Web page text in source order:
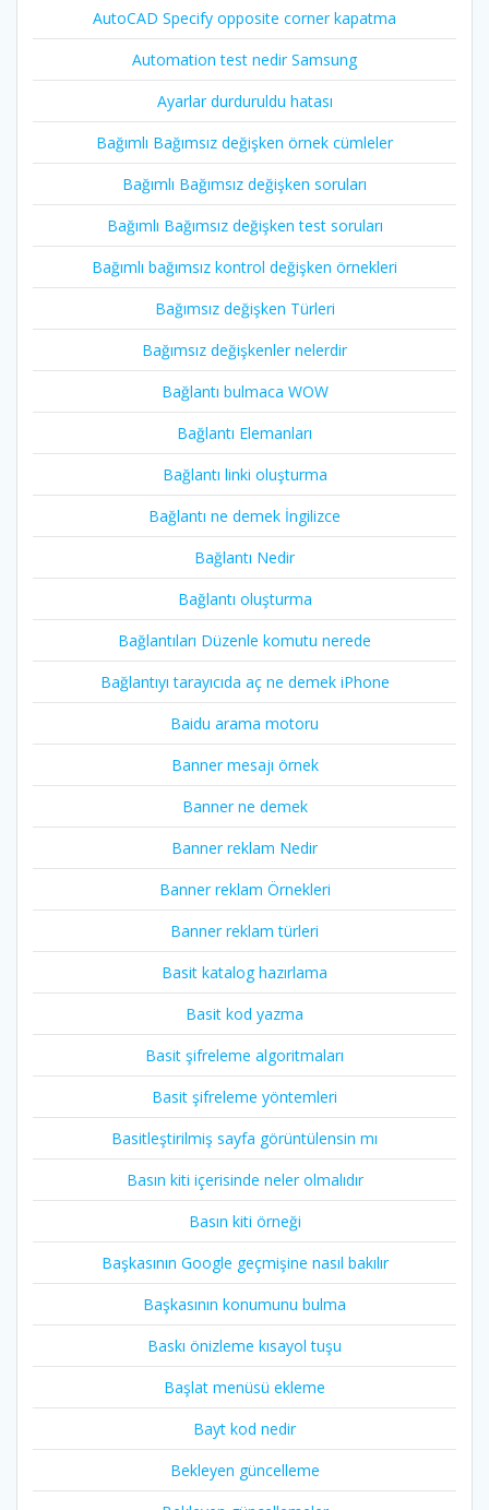
AutoCAD Specify opposite corner kapatma
Automation test nedir Samsung
Ayarlar durduruldu hatası
Bağımlı Bağımsız değişken örnek cümleler
Bağımlı Bağımsız değişken soruları
Bağımlı Bağımsız değişken test soruları
Bağımlı bağımsız kontrol değişken örnekleri
Bağımsız değişken Türleri
Bağımsız değişkenler nelerdir
Bağlantı bulmaca WOW
Bağlantı Elemanları
Bağlantı linki oluşturma
Bağlantı ne demek İngilizce
Bağlantı Nedir
Bağlantı oluşturma
Bağlantıları Düzenle komutu nerede
Bağlantıyı tarayıcıda aç ne demek iPhone
Baidu arama motoru
Banner mesajı örnek
Banner ne demek
Banner reklam Nedir
Banner reklam Örnekleri
Banner reklam türleri
Basit katalog hazırlama
Basit kod yazma
Basit şifreleme algoritmaları
Basit şifreleme yöntemleri
Basitleştirilmiş sayfa görüntülensin mı
Basın kiti içerisinde neler olmalıdır
Basın kiti örneği
Başkasının Google geçmişine nasıl bakılır
Başkasının konumunu bulma
Baskı önizleme kısayol tuşu
Başlat menüsü ekleme
Bayt kod nedir
Bekleyen güncelleme